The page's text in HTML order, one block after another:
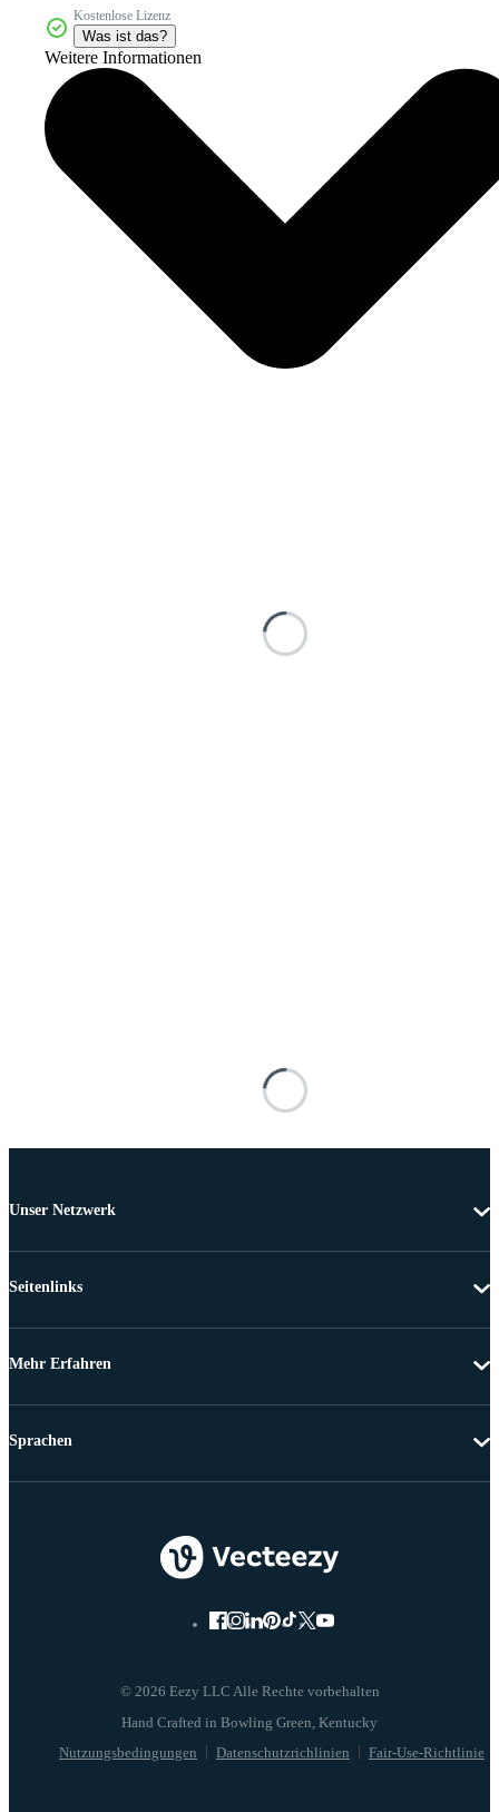
Kostenlose Lizenz
Was ist das?
Weitere Informationen
Unser Netzwerk
Seitenlinks
Mehr Erfahren
© 2026 Eezy LLC Alle Rechte vorbehalten
Nutzungsbedingungen Datenschutzrichlinien Fair-Use-Richtlinie
Sprachen